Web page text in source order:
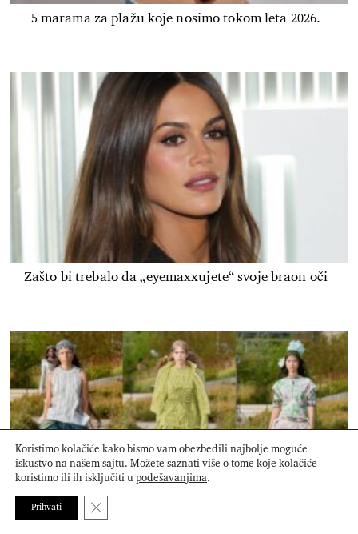
5 marama za plažu koje nosimo tokom leta 2026.
Zašto bi trebalo da „eyemaxxujete“ svoje braon oči
Koristimo kolačiće kako bismo vam obezbedili najbolje moguće
iskustvo na našem sajtu. Možete saznati više o tome koje kolačiće
koristimo ili ih isključiti upodešavanjima.
Prihvati Close GDPR Cookie Banner